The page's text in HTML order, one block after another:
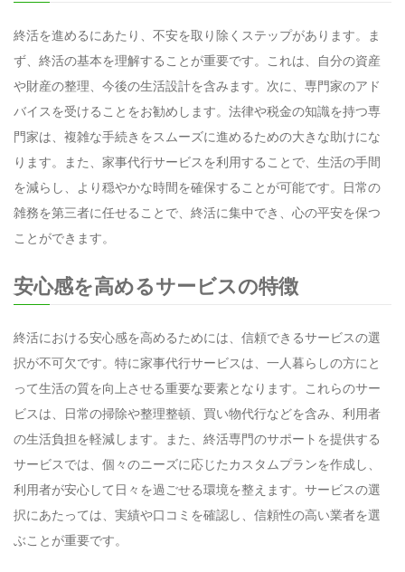
終活を進めるにあたり、不安を取り除くステップがあります。ま
ず、終活の基本を理解することが重要です。これは、自分の資産
や財産の整理、今後の生活設計を含みます。次に、専門家のアド
バイスを受けることをお勧めします。法律や税金の知識を持つ専
門家は、複雑な手続きをスムーズに進めるための大きな助けにな
ります。また、家事代行サービスを利用することで、生活の手間
を減らし、より穏やかな時間を確保することが可能です。日常の
雑務を第三者に任せることで、終活に集中でき、心の平安を保つ
ことができます。
安心感を高めるサービスの特徴
終活における安心感を高めるためには、信頼できるサービスの選
択が不可欠です。特に家事代行サービスは、一人暮らしの方にと
って生活の質を向上させる重要な要素となります。これらのサー
ビスは、日常の掃除や整理整頓、買い物代行などを含み、利用者
の生活負担を軽減します。また、終活専門のサポートを提供する
サービスでは、個々のニーズに応じたカスタムプランを作成し、
利用者が安心して日々を過ごせる環境を整えます。サービスの選
択にあたっては、実績や口コミを確認し、信頼性の高い業者を選
ぶことが重要です。